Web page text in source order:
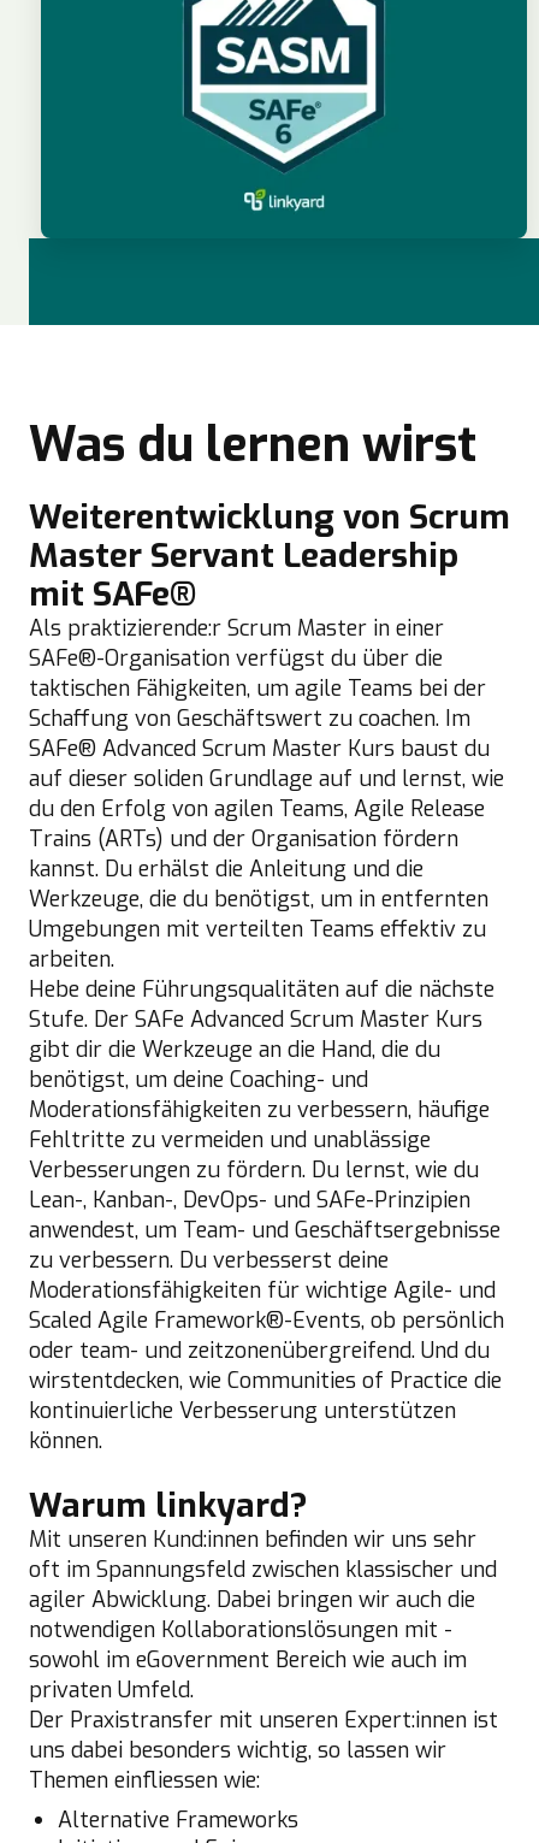
Was du lernen wirst
Weiterentwicklung von Scrum
Master Servant Leadership
mit SAFe®
Als praktizierende:r Scrum Master in einer
SAFe®-Organisation verfügst du über die
taktischen Fähigkeiten, um agile Teams bei der
Schaffung von Geschäftswert zu coachen. Im
SAFe® Advanced Scrum Master Kurs baust du
auf dieser soliden Grundlage auf und lernst, wie
du den Erfolg von agilen Teams, Agile Release
Trains (ARTs) und der Organisation fördern
kannst. Du erhälst die Anleitung und die
Werkzeuge, die du benötigst, um in entfernten
Umgebungen mit verteilten Teams effektiv zu
arbeiten.
Hebe deine Führungsqualitäten auf die nächste
Stufe. Der SAFe Advanced Scrum Master Kurs
gibt dir die Werkzeuge an die Hand, die du
benötigst, um deine Coaching- und
Moderationsfähigkeiten zu verbessern, häufige
Fehltritte zu vermeiden und unablässige
Verbesserungen zu fördern. Du lernst, wie du
Lean-, Kanban-, DevOps- und SAFe-Prinzipien
anwendest, um Team- und Geschäftsergebnisse
zu verbessern. Du verbesserst deine
Moderationsfähigkeiten für wichtige Agile- und
Scaled Agile Framework®-Events, ob persönlich
oder team- und zeitzonenübergreifend. Und du
wirstentdecken, wie Communities of Practice die
kontinuierliche Verbesserung unterstützen
können.
Warum linkyard?
Mit unseren Kund:innen befinden wir uns sehr
oft im Spannungsfeld zwischen klassischer und
agiler Abwicklung. Dabei bringen wir auch die
notwendigen Kollaborationslösungen mit -
sowohl im eGovernment Bereich wie auch im
privaten Umfeld.
Der Praxistransfer mit unseren Expert:innen ist
uns dabei besonders wichtig, so lassen wir
Themen einfliessen wie:
Alternative Frameworks